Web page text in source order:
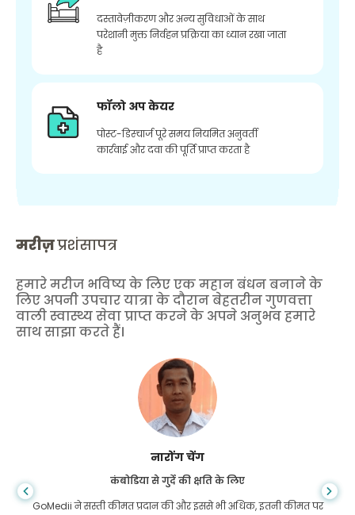
दस्तावेज़ीकरण और अन्य सुविधाओं के साथ
परेशानी मुक्त निर्वहन प्रक्रिया का ध्यान रखा जाता
है
फॉलो अप केयर
पोस्ट-डिस्चार्ज पूरे समय नियमित अनुवर्ती
कार्रवाई और दवा की पूर्ति प्राप्त करता है
मरीज़प्रशंसापत्र
हमारे मरीज भविष्य के लिए एक महान बंधन बनाने के
लिए अपनी उपचार यात्रा के दौरान बेहतरीन गुणवत्ता
वाली स्वास्थ्य सेवा प्राप्त करने के अपने अनुभव हमारे
साथ साझा करते हैं।
शांधा दास
गैस्ट्रोएंटरोलॉजी के लिए बांग्लादेश से
मैंने अपने बेटे और गोमेडी की शानदार टीम को धन्यवाद दिया है जिन्होंने